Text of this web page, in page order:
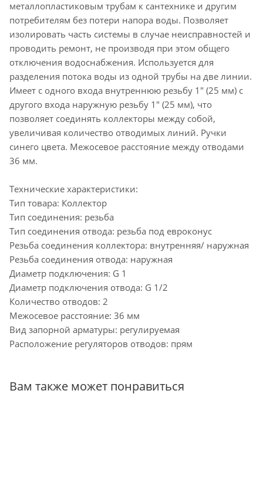
металлопластиковым трубам к сантехнике и другим
потребителям без потери напора воды. Позволяет
изолировать часть системы в случае неисправностей и
проводить ремонт, не производя при этом общего
отключения водоснабжения. Используется для
разделения потока воды из одной трубы на две линии.
Имеет с одного входа внутреннюю резьбу 1" (25 мм) с
другого входа наружную резьбу 1" (25 мм), что
позволяет соединять коллекторы между собой,
увеличивая количество отводимых линий. Ручки
синего цвета. Межосевое расстояние между отводами
36 мм.
Технические характеристики:
Тип товара: Коллектор
Тип соединения: резьба
Тип соединения отвода: резьба под евроконус
Резьба соединения коллектора: внутренняя/ наружная
Резьба соединения отвода: наружная
Диаметр подключения: G 1
Диаметр подключения отвода: G 1/2
Количество отводов: 2
Межосевое расстояние: 36 мм
Вид запорной арматуры: регулируемая
Расположение регуляторов отводов: прям
Вам также может понравиться